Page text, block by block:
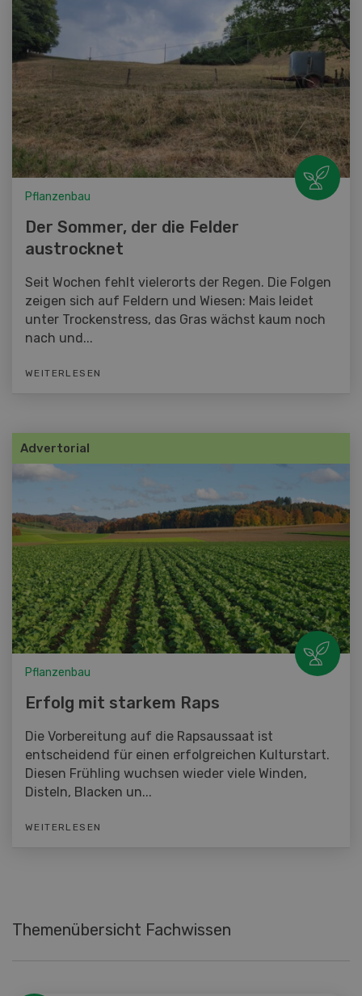
Pflanzenbau
Der Sommer, der die Felder
austrocknet
Seit Wochen fehlt vielerorts der Regen. Die Folgen
zeigen sich auf Feldern und Wiesen: Mais leidet
unter Trockenstress, das Gras wächst kaum noch
nach und...
WEITERLESEN
Advertorial
Pflanzenbau
Erfolg mit starkem Raps
Die Vorbereitung auf die Rapsaussaat ist
entscheidend für einen erfolgreichen Kulturstart.
Diesen Frühling wuchsen wieder viele Winden,
Disteln, Blacken un...
WEITERLESEN
Themenübersicht Fachwissen